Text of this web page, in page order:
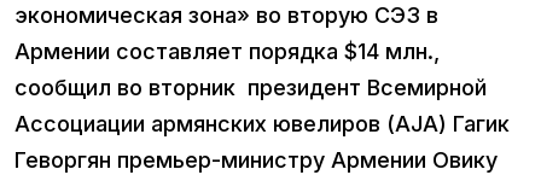
экономическая зона» во вторую СЭЗ в
Армении составляет порядка $14 млн.,
сообщил во вторник президент Всемирной
Ассоциации армянских ювелиров (AJA) Гагик
Геворгян премьер-министру Армении Овику